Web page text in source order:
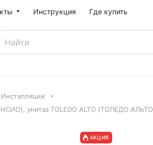
Инструкция Где купить
Инсталляции
унитаз TOLEDO ALTO (ТОЛЕДО
АКЦИЯ